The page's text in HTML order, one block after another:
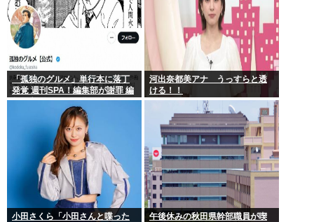
「孤独のグルメ」単行本に落丁
発覚 週刊SPA！編集部が謝罪 編
集・印刷工程で不備
河出奈都美アナ うっすらと透
ける！！
小田さくら「小田さんと喋った
午後休みの秋田県幹部職員が喫